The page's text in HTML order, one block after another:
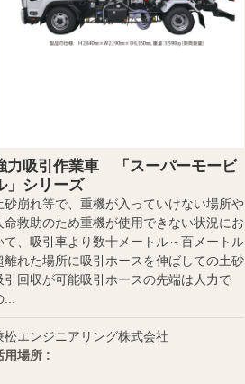
力吸引作業車 「スーパーモービ
」シリーズ
砂崩れ等で、重機が入っていけない場所や
命救助のため重機が使用できない状況にお
て、吸引車より数十メートル～百メートル
離れた場所に吸引ホースを伸ばしての土砂
引回収が可能吸引ホースの先端は人力で
松エンジニアリング株式会社
用場所 :